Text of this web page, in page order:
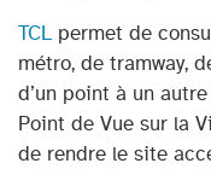
TCL
permet de
métro, de tramway,
d’un point à un
Point de Vue sur la
de rendre le site